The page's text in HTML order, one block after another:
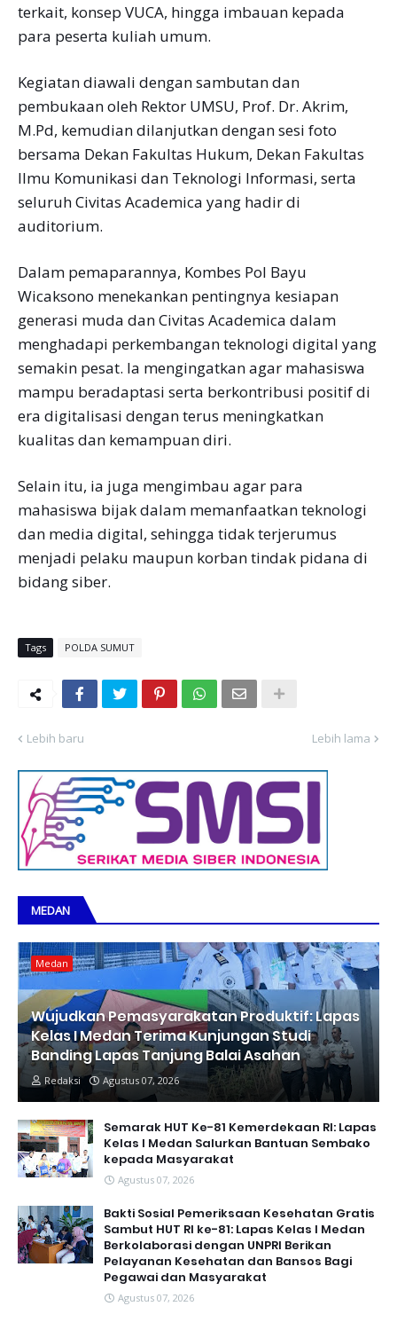
terkait, konsep VUCA, hingga imbauan kepada
para peserta kuliah umum.
Kegiatan diawali dengan sambutan dan
pembukaan oleh Rektor UMSU, Prof. Dr. Akrim,
M.Pd, kemudian dilanjutkan dengan sesi foto
bersama Dekan Fakultas Hukum, Dekan Fakultas
Ilmu Komunikasi dan Teknologi Informasi, serta
seluruh Civitas Academica yang hadir di
auditorium.
Dalam pemaparannya, Kombes Pol Bayu
Wicaksono menekankan pentingnya kesiapan
generasi muda dan Civitas Academica dalam
menghadapi perkembangan teknologi digital yang
semakin pesat. Ia mengingatkan agar mahasiswa
mampu beradaptasi serta berkontribusi positif di
era digitalisasi dengan terus meningkatkan
kualitas dan kemampuan diri.
Selain itu, ia juga mengimbau agar para
mahasiswa bijak dalam memanfaatkan teknologi
dan media digital, sehingga tidak terjerumus
menjadi pelaku maupun korban tindak pidana di
bidang siber.
Tags POLDA SUMUT
Lebih baru Lebih lama
MEDAN
Medan
Wujudkan Pemasyarakatan Produktif: Lapas
Kelas I Medan Terima Kunjungan Studi
Banding Lapas Tanjung Balai Asahan
Redaksi Agustus 07, 2026
Semarak HUT Ke-81 Kemerdekaan RI: Lapas
Kelas I Medan Salurkan Bantuan Sembako
kepada Masyarakat
Agustus 07, 2026
Bakti Sosial Pemeriksaan Kesehatan Gratis
Sambut HUT RI ke-81: Lapas Kelas I Medan
Berkolaborasi dengan UNPRI Berikan
Pelayanan Kesehatan dan Bansos Bagi
Pegawai dan Masyarakat
Agustus 07, 2026